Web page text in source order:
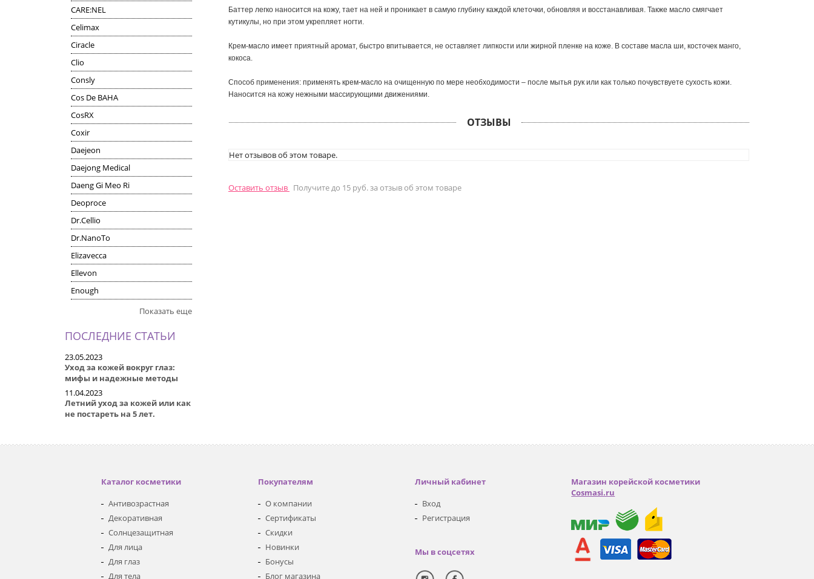
CARE:NEL
Celimax
Ciracle
Clio
Consly
Cos De BAHA
CosRX
Coxir
Daejeon
Daejong Medical
Daeng Gi Meo Ri
Deoproce
Dr.Cellio
Dr.NanoTo
Elizavecca
Ellevon
Enough
Показать еще
ПОСЛЕДНИЕ СТАТЬИ
23.05.2023
Уход за кожей вокруг глаз:
мифы и надежные методы
11.04.2023
Летний уход за кожей или как
не постареть на 5 лет.
Баттер легко наносится на кожу, тает на ней и проникает в самую глубину каждой клеточки, обновляя и восстанавливая. Также масло смягчает
кутикулы, но при этом укрепляет ногти.
Крем-масло имеет приятный аромат, быстро впитывается, не оставляет липкости или жирной пленке на коже. В составе масла ши, косточек манго,
кокоса.
Способ применения: применять крем-масло на очищенную по мере необходимости – после мытья рук или как только почувствуете сухость кожи.
Наносится на кожу нежными массирующими движениями.
ОТЗЫВЫ
Нет отзывов об этом товаре.
Оставить отзыв Получите до 15 руб. за отзыв об этом товаре
Каталог косметики
Антивозрастная
Декоративная
Солнцезащитная
Для лица
Для глаз
Для тела
Покупателям
О компании
Сертификаты
Скидки
Новинки
Бонусы
Блог магазина
Личный кабинет
Вход
Регистрация
Мы в соцсетях
Магазин корейской косметики
Cosmasi.ru